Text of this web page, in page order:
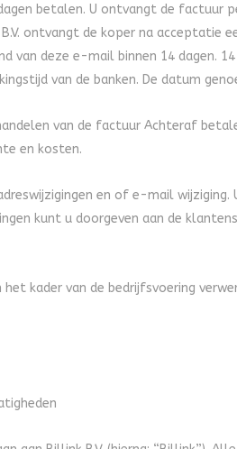
betalen. U ontvangt de factuur
ontvangt de koper na acceptatie
van deze e-mail binnen 14 dagen.
van de banken. De datum
van de factuur Achteraf
en kosten.
en of e-mail
kunt u doorgeven aan de
kader van de bedrijfsvoering